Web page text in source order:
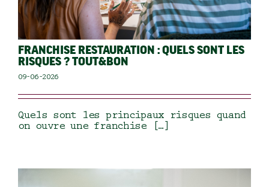
FRANCHISE RESTAURATION : QUELS SONT LES
RISQUES ? TOUT&BON
09-06-2026
Quels sont les principaux risques quand
on ouvre une franchise […]